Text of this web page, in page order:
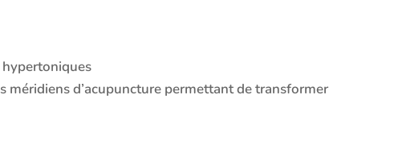
hypertoniques
méridiens d’acupuncture permettant de transformer